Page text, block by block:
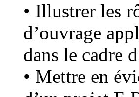
• Illustrer les
d’ouvrage
dans le cadre
• Mettre en